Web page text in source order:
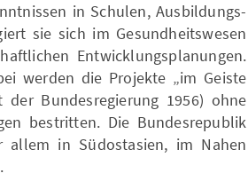
in Schulen, Ausbildungs-
sie sich im Gesundheitswesen
Entwicklungsplanungen.
werden die Projekte „im Geiste
der Bundesregierung 1956) ohne
bestritten. Die Bundesrepublik
allem in Südostasien, im Nahen